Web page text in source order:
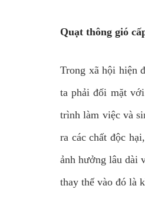
Quạt thông gió
Trong xã hội hiện
ta phải đối mặt
trình làm việc và
ra các chất độc
ảnh hưởng lâu dài
thay thế vào đó là